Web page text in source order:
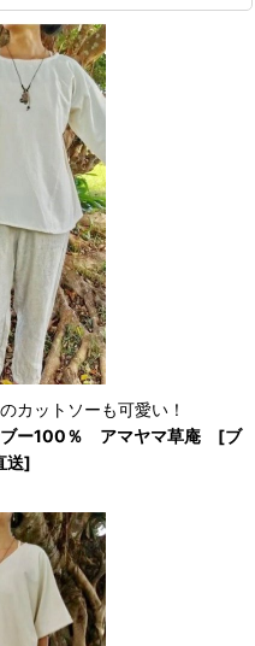
カットソーも可愛い！
ブー100％ アマヤマ草庵 [ブ
送]